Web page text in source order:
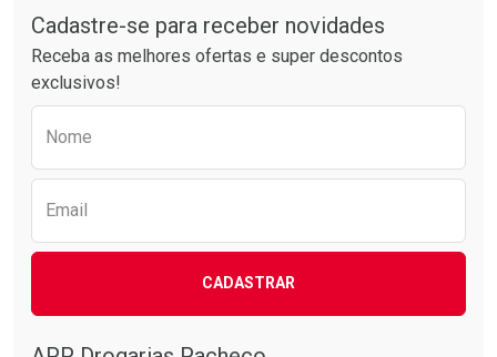
Por R$ 49,89/cada
Por R$ 55,19/cada
Cadastre-se para receber novidades
Receba as melhores ofertas e super descontos
exclusivos!
Nome
Email
CADASTRAR